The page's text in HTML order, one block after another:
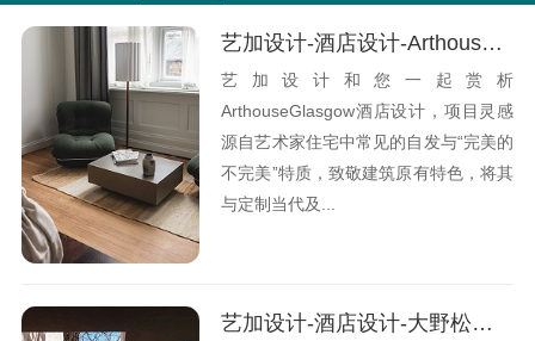
艺加设计-酒店设计-Arthouse Glasgow 酒店：“不完美”设计酒店
艺加设计和您一起赏析
ArthouseGlasgow酒店设计，项目灵感
源自艺术家住宅中常见的自发与“完美的
不完美”特质，致敬建筑原有特色，将其
与定制当代及...
艺加设计-酒店设计-大野松山酒店：草原游牧语境下的在地营造